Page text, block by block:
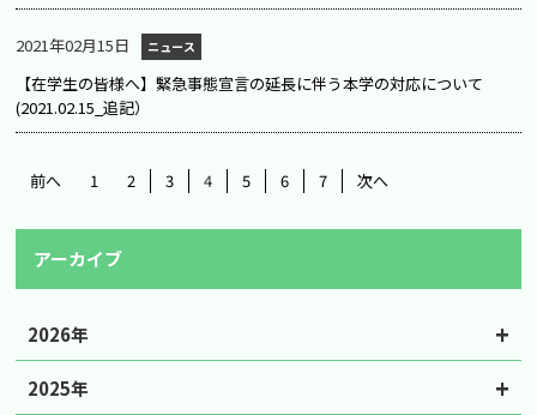
2021年02月15日 ニュース
【在学生の皆様へ】緊急事態宣言の延長に伴う本学の対応について
(2021.02.15_追記）
前へ 1 2 3 4 5 6 7 次へ
アーカイブ
2026年
2025年